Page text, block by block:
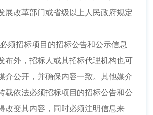
展改革部门或省级以上人民政府规定
须招标项目的招标公告和公示信息
布外，招标人或其招标代理机构也可
介公开，并确保内容一致。其他媒介
载依法必须招标项目的招标公告和公
改变其内容，同时必须注明信息来